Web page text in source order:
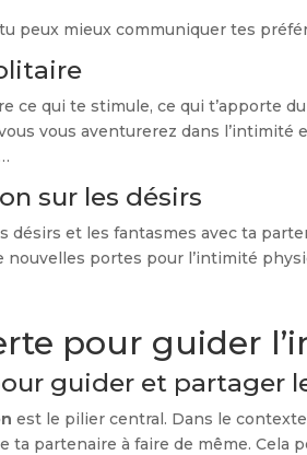
peux mieux communiquer tes
ce qui te stimule, ce qui t’apporte
vous aventurerez dans
sur les désirs
désirs et les fantasmes avec ta
portes pour l’intimité
pour guider
guider et partager
est le pilier central. Dans le
ta partenaire à faire de même. Cela